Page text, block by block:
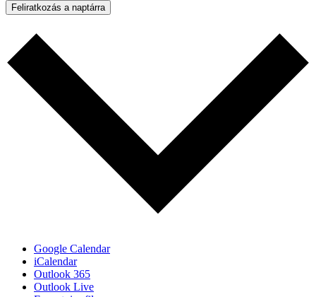
Feliratkozás a naptárra
Google Calendar
iCalendar
Outlook 365
Outlook Live